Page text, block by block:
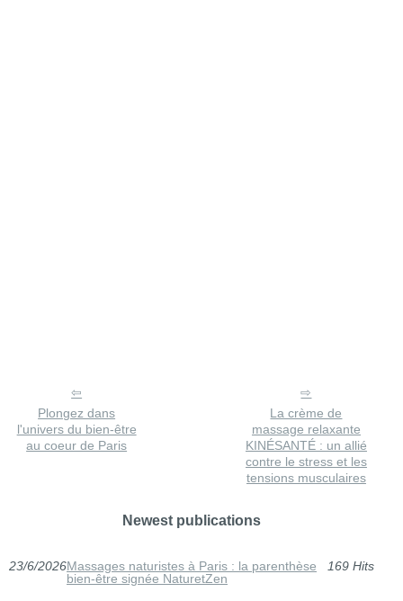
Plongez dans
l'univers du bien-être
au coeur de Paris
La crème de
massage relaxante
KINÉSANTÉ : un allié
contre le stress et les
tensions musculaires
Newest publications
23/6/2026Massages naturistes à Paris : la parenthèse
bien-être signée NaturetZen
169 Hits